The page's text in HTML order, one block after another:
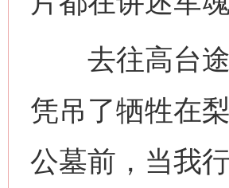
去往高台途
凭吊了牺牲在
公墓前，当我